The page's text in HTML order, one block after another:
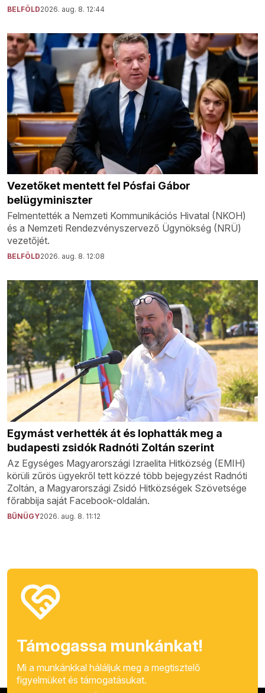
BELFÖLD2026. aug. 8. 12:44
Vezetőket mentett fel Pósfai Gábor
belügyminiszter
Felmentették a Nemzeti Kommunikációs Hivatal (NKOH)
és a Nemzeti Rendezvényszervező Ügynökség (NRÜ)
vezetőjét.
BELFÖLD2026. aug. 8. 12:08
Egymást verhették át és lophatták meg a
budapesti zsidók Radnóti Zoltán szerint
Az Egységes Magyarországi Izraelita Hitközség (EMIH)
körüli zűrös ügyekről tett közzé több bejegyzést Radnóti
Zoltán, a Magyarországi Zsidó Hitközségek Szövetsége
főrabbija saját Facebook-oldalán.
BŰNÜGY2026. aug. 8. 11:12
Támogassa munkánkat!
Mi a munkánkkal háláljuk meg a megtisztelő
figyelmüket és támogatásukat.